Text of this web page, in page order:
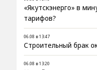
«Якутскэнерго» в
тарифов?
06.08 в 13:47
Строительный брак
06.08 в 13:20